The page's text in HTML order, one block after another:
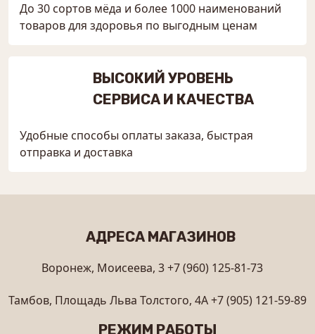
До 30 сортов мёда и более 1000 наименований
товаров для здоровья по выгодным ценам
ВЫСОКИЙ УРОВЕНЬ
СЕРВИСА И КАЧЕСТВА
Удобные способы оплаты заказа, быстрая
отправка и доставка
АДРЕСА МАГАЗИНОВ
Воронеж, Моисеева, 3+7 (960) 125-81-73
Тамбов, Площадь Льва Толстого, 4А+7 (905) 121-59-89
РЕЖИМ РАБОТЫ